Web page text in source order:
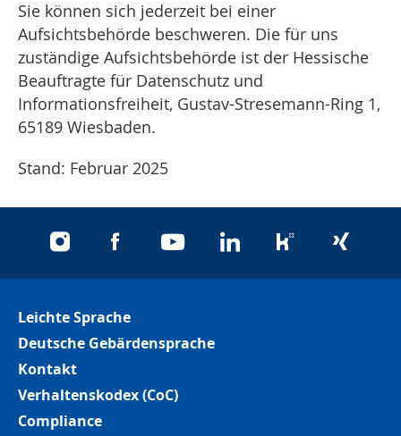
Sie können sich jederzeit bei einer
Aufsichtsbehörde beschweren. Die für uns
zuständige Aufsichtsbehörde ist der Hessische
Beauftragte für Datenschutz und
Informationsfreiheit, Gustav-Stresemann-Ring 1,
65189 Wiesbaden.
Stand: Februar 2025
instagramfacebookyoutubelinkedinkununuxing
Leichte Sprache
Deutsche Gebärdensprache
Kontakt
Verhaltenskodex (CoC)
Compliance